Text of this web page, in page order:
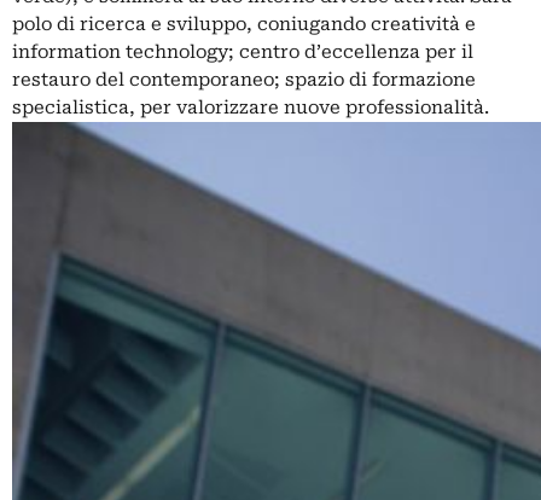
polo di ricerca e sviluppo, coniugando creatività e
information technology; centro d’eccellenza per il
restauro del contemporaneo; spazio di formazione
specialistica, per valorizzare nuove professionalità.